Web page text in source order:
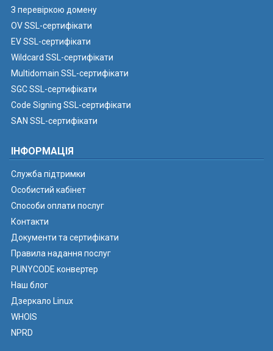
З перевіркою домену
OV SSL-сертифікати
EV SSL-сертифікати
Wildcard SSL-сертифікати
Multidomain SSL-сертифікати
SGC SSL-сертифікати
Code Signing SSL-сертифікати
SAN SSL-сертифікати
ІНФОРМАЦІЯ
Служба підтримки
Особистий кабінет
Способи оплати послуг
Контакти
Документи та сертифікати
Правила надання послуг
PUNYCODE конвертер
Наш блог
Дзеркало Linux
WHOIS
NPRD